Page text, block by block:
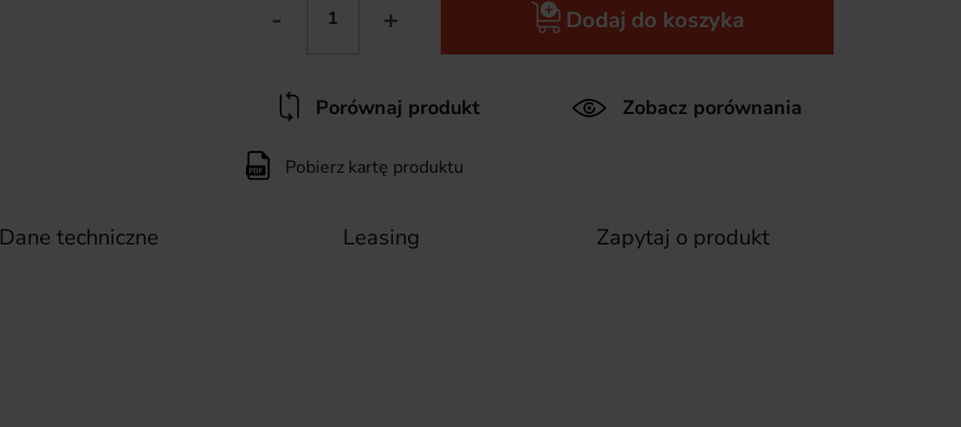
- + Dodaj do koszyka
Porównaj produkt Zobacz porównania
Pobierz kartę produktu
Dane techniczne Leasing Zapytaj o produkt